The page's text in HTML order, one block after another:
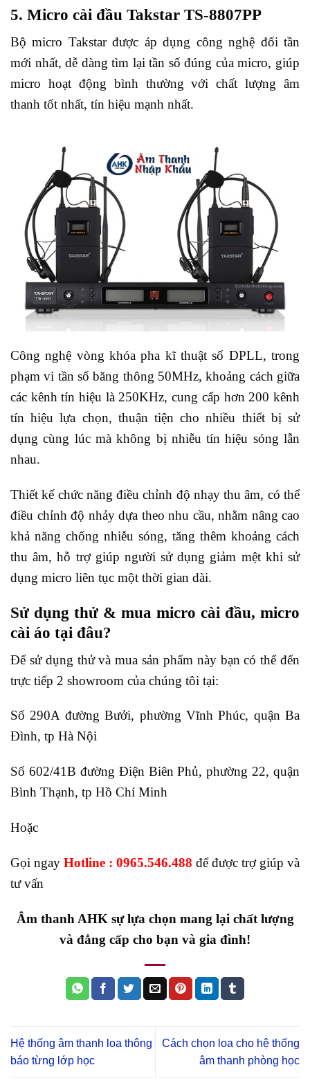
5. Micro cài đầu Takstar TS-8807PP
Bộ micro Takstar được áp dụng công nghệ đối tần
mới nhất, dễ dàng tìm lại tần số đúng của micro, giúp
micro hoạt động bình thường với chất lượng âm
thanh tốt nhất, tín hiệu mạnh nhất.
Công nghệ vòng khóa pha kĩ thuật số DPLL, trong
phạm vi tần số băng thông 50MHz, khoảng cách giữa
các kênh tín hiệu là 250KHz, cung cấp hơn 200 kênh
tín hiệu lựa chọn, thuận tiện cho nhiều thiết bị sử
dụng cùng lúc mà không bị nhiễu tín hiệu sóng lẫn
nhau.
Thiết kế chức năng điều chỉnh độ nhạy thu âm, có thể
điều chỉnh độ nhảy dựa theo nhu cầu, nhằm nâng cao
khả năng chống nhiễu sóng, tăng thêm khoảng cách
thu âm, hỗ trợ giúp người sử dụng giảm mệt khi sử
dụng micro liên tục một thời gian dài.
Sử dụng thử & mua micro cài đầu, micro
cài áo tại đâu?
Để sử dụng thử và mua sản phẩm này bạn có thể đến
trực tiếp 2 showroom của chúng tôi tại:
Số 290A đường Bưởi, phường Vĩnh Phúc, quận Ba
Đình, tp Hà Nội
Số 602/41B đường Điện Biên Phủ, phường 22, quận
Bình Thạnh, tp Hồ Chí Minh
Hoặc
Gọi ngay Hotline : 0965.546.488 để được trợ giúp và
tư vấn
Âm thanh AHK sự lựa chọn mang lại chất lượng
và đẳng cấp cho bạn và gia đình!
Hệ thống âm thanh loa thông
báo từng lớp học
Cách chọn loa cho hệ thống
âm thanh phòng học